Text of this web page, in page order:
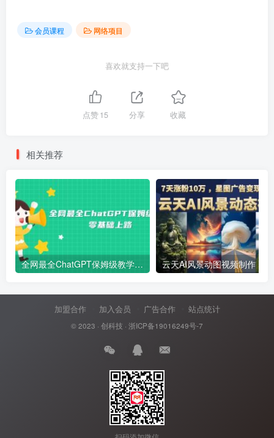
会员课程 网络项目
喜欢就支持一下吧
点赞15 分享 收藏
相关推荐
全网最全ChatGPT保姆级教学，零基础上路
加盟合作 加入会员 广告合作 站点统计
© 2023 · 创科技 · 浙ICP备19016249号-7